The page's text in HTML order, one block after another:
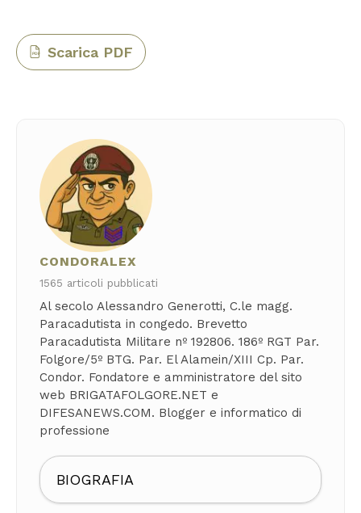
PDF Scarica PDF
CONDORALEX
1565 articoli pubblicati
Al secolo Alessandro Generotti, C.le magg.
Paracadutista in congedo. Brevetto
Paracadutista Militare nº 192806. 186º RGT Par.
Folgore/5º BTG. Par. El Alamein/XIII Cp. Par.
Condor. Fondatore e amministratore del sito
web BRIGATAFOLGORE.NET e
DIFESANEWS.COM. Blogger e informatico di
professione
BIOGRAFIA